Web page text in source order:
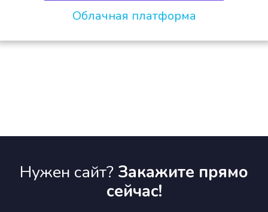
Облачная платформа
Нужен сайт? Закажите прямо
сейчас!